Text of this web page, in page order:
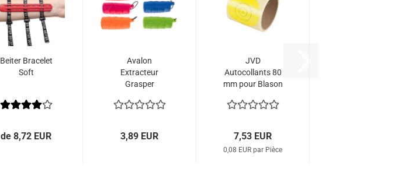
Beiter Bracelet
Soft
de 8,72 EUR
Avalon
Extracteur
Grasper
3,89 EUR
JVD
Autocollants 80
mm pour Blason
(par 100)
7,53 EUR
0,08 EUR par Pièce